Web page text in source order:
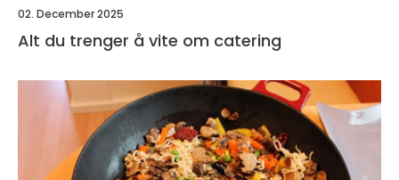
02. December 2025
Alt du trenger å vite om catering